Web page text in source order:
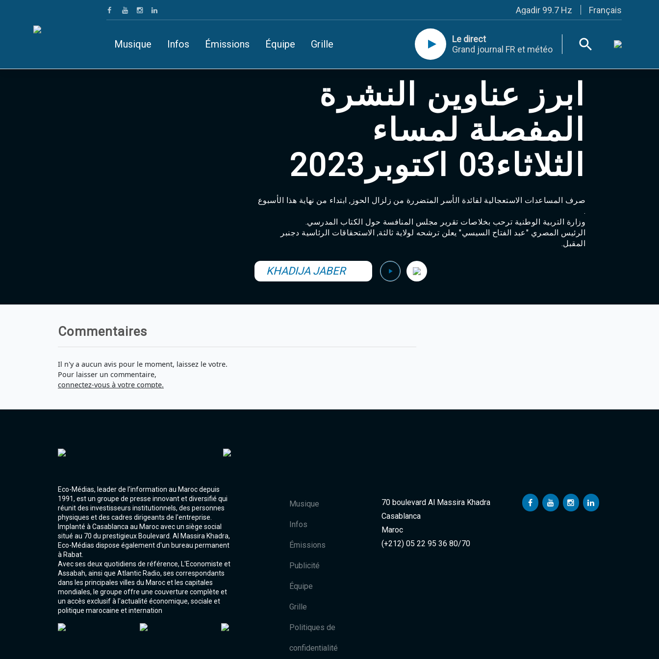
Agadir 99.7 Hz
Tanger 103.3 Hz
Meknès 97.2 Hz
Settat 104,6
Essaouira 96.6
Safi 92.3
Taza 103.0
Taounate 95.6
Tiznit 103.1
SkhourRhamna 92.2
Taroudant 104.9
Guelmim 91.9
Tan-Tan 95.2
Casablanca 92.5 Hz
Rabat, Salé 106.9 Hz
Marrakech 90.5 Hz
Agadir 99.7 Hz
Tanger 103.3 Hz
Tétouan 87.8 Hz
Français
Musique Infos Émissions Équipe Grille
Le direct
Grand journal FR et météo
ابرز عناوين النشرة
المفصلة لمساء
الثلاثاء03 اكتوبر2023‎
صرف المساعدات الاستعجالية لفائدة الأسر المتضررة من زلزال الحوز, ابتداء من نهاية هذا الأسبوع
.
وزارة التربية الوطنية ترحب بخلاصات تقرير مجلس المنافسة حول الكتاب المدرسي.
الرئيس المصري "عبد الفتاح السيسي" يعلن ترشحه لولاية ثالثة, الاستحقاقات الرئاسية دجنبر
المقبل.
KHADIJA JABER
Commentaires
Il n'y a aucun avis pour le moment, laissez le votre.
Pour laisser un commentaire,
connectez-vous à votre compte.
Eco-Médias, leader de l'information au Maroc depuis
1991, est un groupe de presse innovant et diversifié qui
réunit des investisseurs institutionnels, des personnes
physiques et des cadres dirigeants de l'entreprise.
Implanté à Casablanca au Maroc avec un siège social
situé au 70 du prestigieux Boulevard. Al Massira Khadra,
Eco-Médias dispose également d'un bureau permanent
à Rabat.
Avec ses deux quotidiens de référence, L'Economiste et
Assabah, ainsi que Atlantic Radio, ses correspondants
dans les principales villes du Maroc et les capitales
mondiales, le groupe offre une couverture complète et
un accès exclusif à l'actualité économique, sociale et
politique marocaine et internation
Musique
Infos
Émissions
Publicité
Équipe
Grille
Politiques de
confidentialité
70 boulevard Al Massira Khadra
Casablanca
Maroc
(+212) 05 22 95 36 80/70